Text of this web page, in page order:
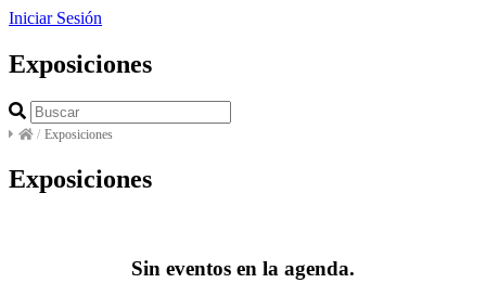
Iniciar Sesión
Exposiciones
/ Exposiciones
Exposiciones
Sin eventos en la agenda.